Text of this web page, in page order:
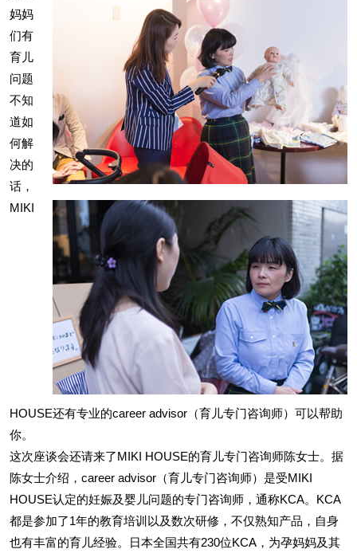
妈妈
们有
育儿
问题
不知
道如
何解
决的
话，
MIKI
HOUSE还有专业的career advisor（育儿专门咨询师）可以帮助
你。
这次座谈会还请来了MIKI HOUSE的育儿专门咨询师陈女士。据
陈女士介绍，career advisor（育儿专门咨询师）是受MIKI
HOUSE认定的妊娠及婴儿问题的专门咨询师，通称KCA。KCA
都是参加了1年的教育培训以及数次研修，不仅熟知产品，自身
也有丰富的育儿经验。日本全国共有230位KCA，为孕妈妈及其